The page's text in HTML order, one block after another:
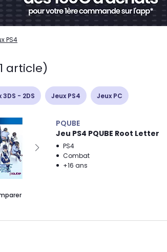
PS4
article)
3DS - 2DS Jeux PS4 Jeux PC
PQUBE
Jeu PS4 PQUBE Root Letter
PS4
Combat
+16 ans